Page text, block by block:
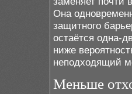
Она
защитного
остаётся одна-
ниже
неподходящий
Меньше